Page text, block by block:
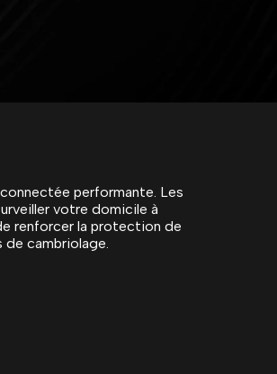
performante. Les
votre domicile à
renforcer la protection de
cambriolage.